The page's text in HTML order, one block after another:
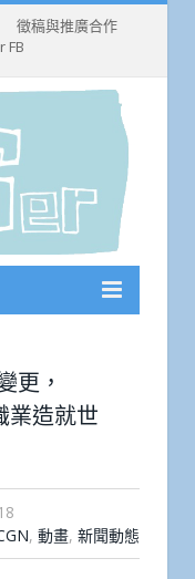
徵稿與推廣合作
FB
更，
業造就世
, 動畫, 新聞動態